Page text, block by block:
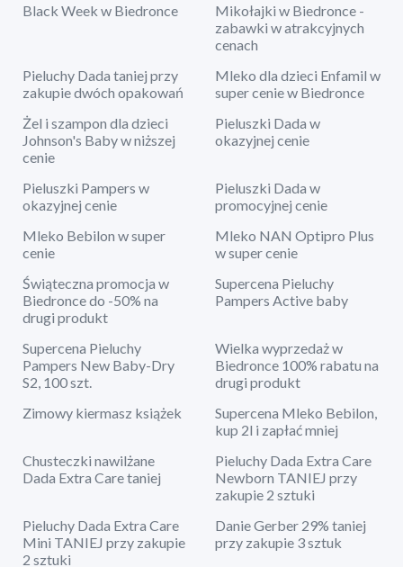
Black Week w Biedronce
Mikołajki w Biedronce -
zabawki w atrakcyjnych
cenach
Pieluchy Dada taniej przy
zakupie dwóch opakowań
Mleko dla dzieci Enfamil w
super cenie w Biedronce
Żel i szampon dla dzieci
Johnson's Baby w niższej
cenie
Pieluszki Dada w
okazyjnej cenie
Pieluszki Pampers w
okazyjnej cenie
Pieluszki Dada w
promocyjnej cenie
Mleko Bebilon w super
cenie
Mleko NAN Optipro Plus
w super cenie
Świąteczna promocja w
Biedronce do -50% na
drugi produkt
Supercena Pieluchy
Pampers Active baby
Supercena Pieluchy
Pampers New Baby-Dry
S2, 100 szt.
Wielka wyprzedaż w
Biedronce 100% rabatu na
drugi produkt
Zimowy kiermasz książek
Supercena Mleko Bebilon,
kup 2l i zapłać mniej
Chusteczki nawilżane
Dada Extra Care taniej
Pieluchy Dada Extra Care
Newborn TANIEJ przy
zakupie 2 sztuki
Pieluchy Dada Extra Care
Mini TANIEJ przy zakupie
2 sztuki
Danie Gerber 29% taniej
przy zakupie 3 sztuk